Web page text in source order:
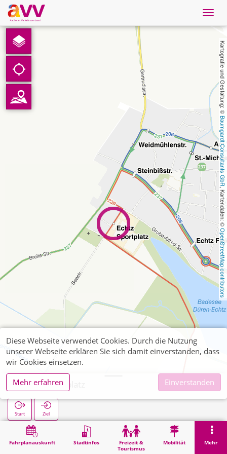
Deutsch
Downloads
Kontakt Kartografie und Gestaltung: ©
Baumgardt Consultants GbR
, Kartendaten: ©
OpenStreetMap contributors
Fahrplanauskunft Stadtinfos
Freizeit &
Tourismus
Mobilität Mehr
Echtz Sportplatz
Start Ziel
Suche
Diese Webseite verwendet Cookies. Durch die Nutzung
unserer Webseite erklären Sie sich damit einverstanden, dass
wir Cookies einsetzen.
Mehr erfahren
Einverstanden